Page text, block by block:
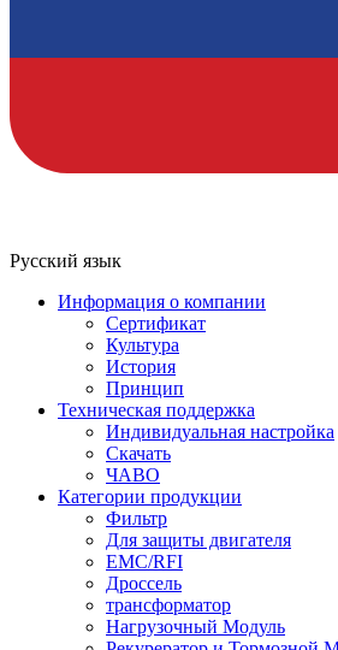
Русский язык
Информация о компании
Сертификат
Культура
История
Принцип
Техническая поддержка
Индивидуальная настройка
Скачать
ЧАВО
Категории продукции
Фильтр
Для защиты двигателя
EMC/RFI
Дроссель
трансформатор
Нагрузочный Модуль